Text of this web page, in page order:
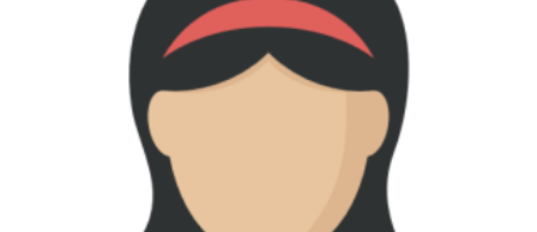
Unsere Gemeinschaft